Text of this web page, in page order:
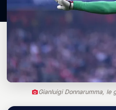
Gianluigi Donnarumma, le